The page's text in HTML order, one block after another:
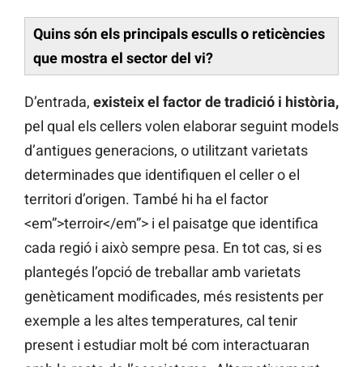
Quins són els principals esculls o reticències
que mostra el sector del vi?
D’entrada, existeix el factor de tradició i història,
pel qual els cellers volen elaborar seguint models
d’antigues generacions, o utilitzant varietats
determinades que identifiquen el celler o el
territori d’origen. També hi ha el factor
<em”>terroir</em”> i el paisatge que identifica
cada regió i això sempre pesa. En tot cas, si es
plantegés l’opció de treballar amb varietats
genèticament modificades, més resistents per
exemple a les altes temperatures, cal tenir
present i estudiar molt bé com interactuaran